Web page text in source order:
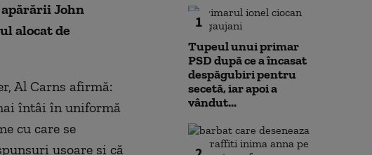
John
alocat de
Al Carns afirmă:
întâi în uniformă
cu care se
uşoare şi că
1
Tupeul unui primar
PSD după ce a încasat
despăgubiri pentru
secetă, iar apoi a
vândut...